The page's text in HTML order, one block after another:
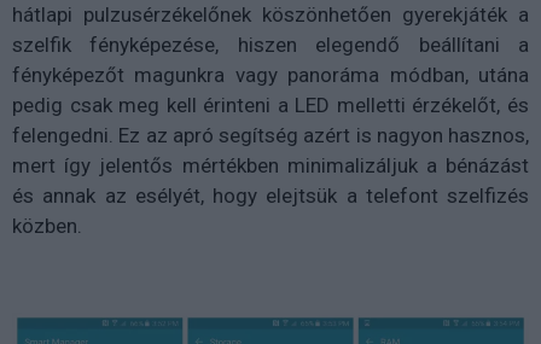
hátlapi pulzusérzékelőnek köszönhetően gyerekjáték a
szelfik fényképezése, hiszen elegendő beállítani a
fényképezőt magunkra vagy panoráma módban, utána
pedig csak meg kell érinteni a LED melletti érzékelőt, és
felengedni. Ez az apró segítség azért is nagyon hasznos,
mert így jelentős mértékben minimalizáljuk a bénázást
és annak az esélyét, hogy elejtsük a telefont szelfizés
közben.